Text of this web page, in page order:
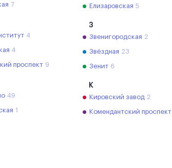
7
4
4
проспект 9
49
1
Елизаровская 5
З
Звенигородская 2
Звёздная 23
Зенит 6
К
Кировский завод 2
Комендантский проспект